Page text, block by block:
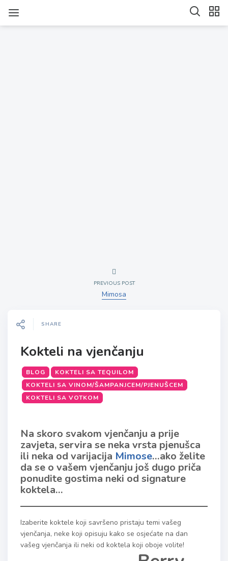
PREVIOUS POST
Mimosa
SHARE
Kokteli na vjenčanju
BLOG
KOKTELI SA TEQUILOM
KOKTELI SA VINOM/ŠAMPANJCEM/PJENUŠCEM
KOKTELI SA VOTKOM
Na skoro svakom vjenčanju a prije
zavjeta, servira se neka vrsta pjenušca
ili neka od varijacija Mimose…ako želite
da se o vašem vjenčanju još dugo priča
ponudite gostima neki od signature
koktela…
Izaberite koktele koji savršeno pristaju temi vašeg
vjenčanja, neke koji opisuju kako se osjećate na dan
vašeg vjenčanja ili neki od koktela koji oboje volite!